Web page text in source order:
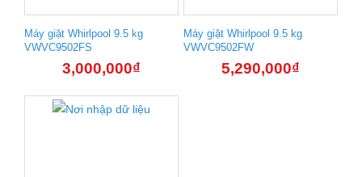
Máy giặt Whirlpool 9.5 kg
VWVC9502FS
3,000,000₫
Máy giặt Whirlpool 9.5 kg
VWVC9502FW
5,290,000₫